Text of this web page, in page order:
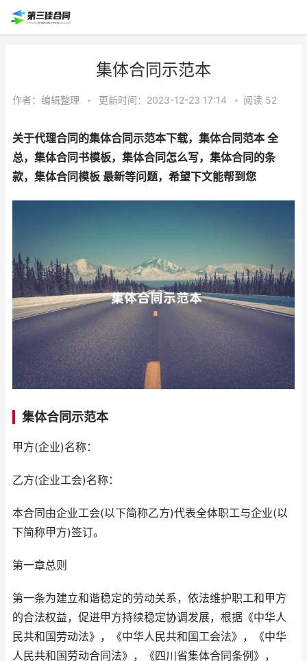
集体合同示范本
作者： 编辑整理 • 更新时间：2023-12-23 17:14 • 阅读 52
关于代理合同的集体合同示范本下载，集体合同范本 全
总，集体合同书模板，集体合同怎么写，集体合同的条
款，集体合同模板 最新等问题，希望下文能帮到您
集体合同示范本
甲方(企业)名称：
乙方(企业工会)名称：
本合同由企业工会(以下简称乙方)代表全体职工与企业(以
下简称甲方)签订。
第一章总则
第一条为建立和谐稳定的劳动关系，依法维护职工和甲方
的合法权益，促进甲方持续稳定协调发展，根据《中华人
民共和国劳动法》，《中华人民共和国工会法》，《中华
人民共和国劳动合同法》，《四川省集体合同条例》，